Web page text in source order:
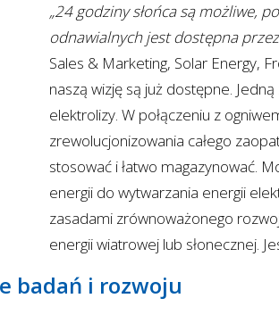
„24 godziny słońca są możliwe,
odnawialnych jest dostępna przez
Sales & Marketing, Solar Energy,
naszą wizję są już dostępne.
elektrolizy. W połączeniu z
zrewolucjonizowania całego
stosować i łatwo magazynować.
energii do wytwarzania energii
zasadami zrównoważonego
energii wiatrowej lub słonecznej.
badań i rozwoju